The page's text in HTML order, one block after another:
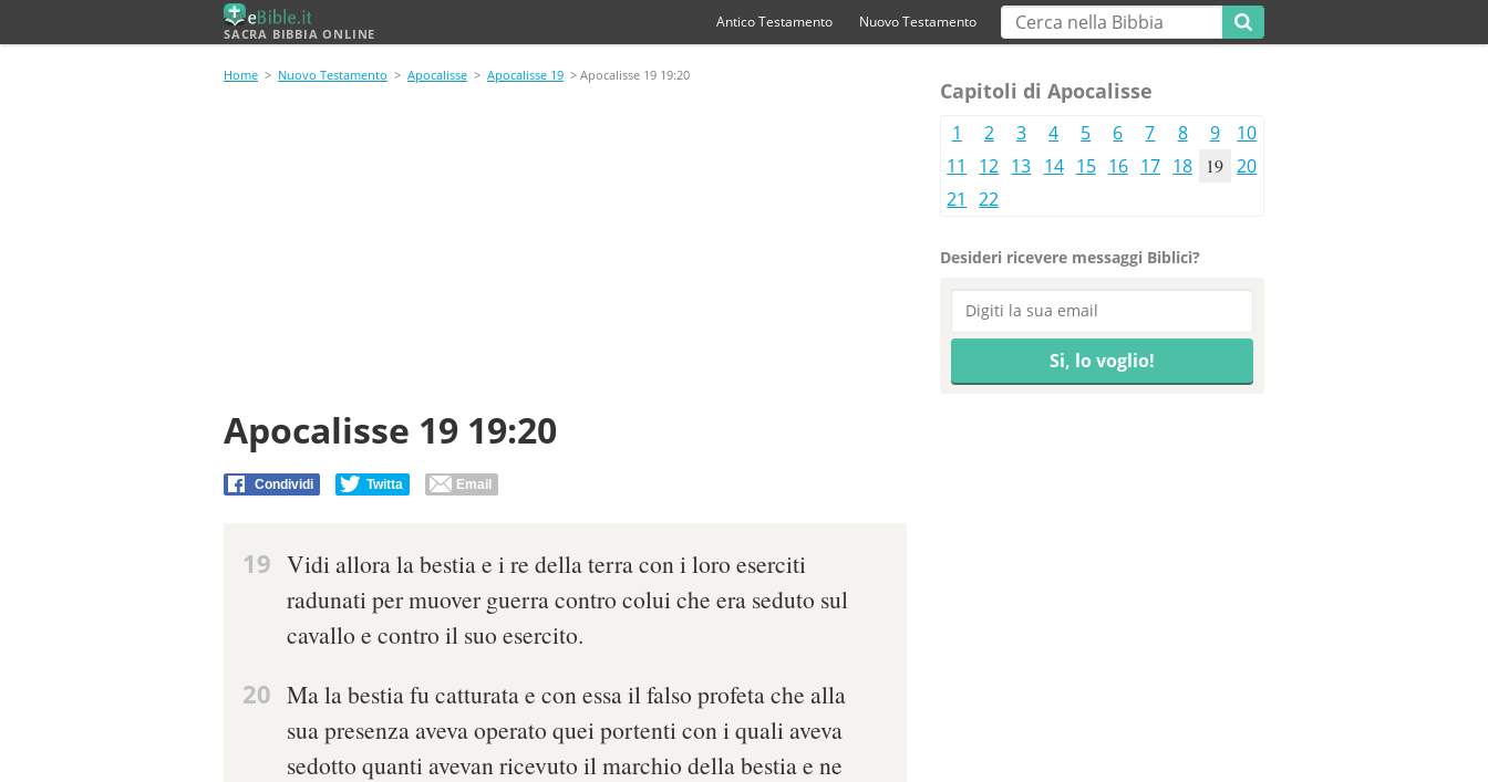
SACRA BIBBIA ONLINE
Antico Testamento Nuovo Testamento
Home > Nuovo Testamento > Apocalisse > Apocalisse 19 > Apocalisse 19 19:20
Apocalisse 19 19:20
Condividi Twitta Email
19 Vidi allora la bestia e i re della terra con i loro eserciti
radunati per muover guerra contro colui che era seduto sul
cavallo e contro il suo esercito.
20 Ma la bestia fu catturata e con essa il falso profeta che alla
sua presenza aveva operato quei portenti con i quali aveva
sedotto quanti avevan ricevuto il marchio della bestia e ne
Capitoli di Apocalisse
1 2 3 4 5 6 7 8 9
10
11
12 13 14 15 16 17 18 19 20
21
22
Desideri ricevere messaggi Biblici?